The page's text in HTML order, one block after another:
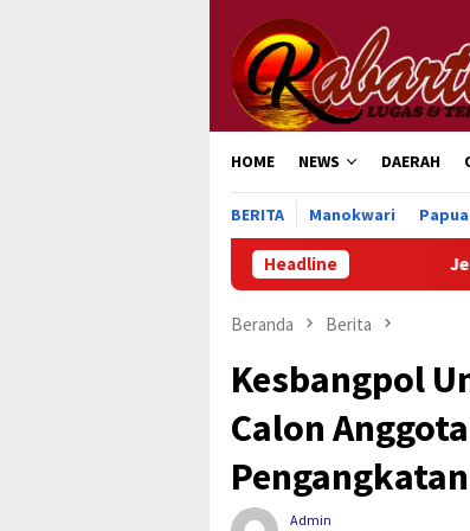
konten
HOME NEWS DAERAH
BERITA Manokwari
Headline
Jelang Hari
Beranda Berita
Kesbangpol
Calon
Pengangkatan
Admin